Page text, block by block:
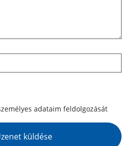
adataim feldolgozását
küldése